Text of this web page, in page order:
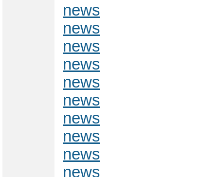
news
news
news
news
news
news
news
news
news
news